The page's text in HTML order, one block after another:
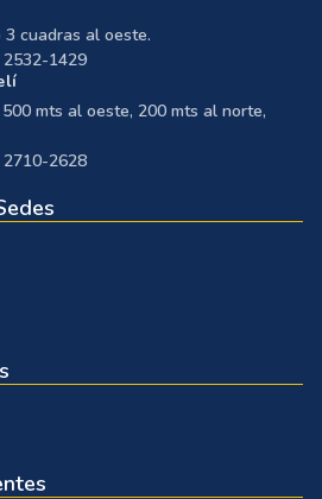
cuadras al oeste.
1429
mts al oeste, 200 mts al norte,
2628